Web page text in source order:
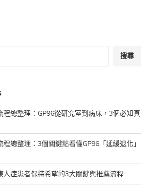
搜尋
程總整理：GP96從研究室到病床，3個必知真
總整理：3個關鍵點看懂GP96「延緩退化」
人症患者保持希望的3大關鍵與推薦流程